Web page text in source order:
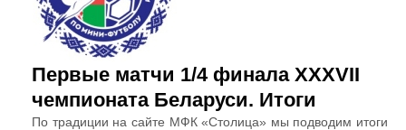
Первые матчи 1/4 финала XXXVII
чемпионата Беларуси. Итоги
По традиции на сайте МФК «Столица» мы подводим итоги